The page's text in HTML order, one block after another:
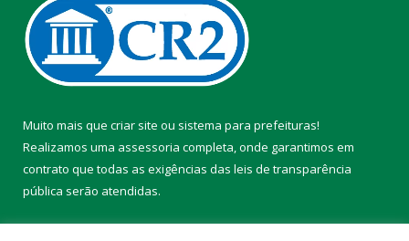
Muito mais que criar site ou sistema para prefeituras!
Realizamos uma assessoria completa, onde garantimos em
contrato que todas as exigências das leis de transparência
pública serão atendidas.